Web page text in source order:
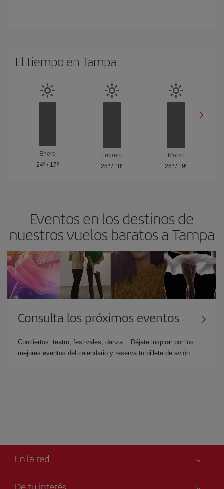
El tiempo en Tampa
Enero
24º/ 17º
Febrero
25º/ 18º
Marzo
26º / 19º
Eventos en los destinos de
nuestros vuelos baratos a Tampa
Consulta los próximos eventos
Conciertos, teatro, festivales, danza... Déjate inspirar por los
mejores eventos del calendario y reserva tu billete de avión
En la red